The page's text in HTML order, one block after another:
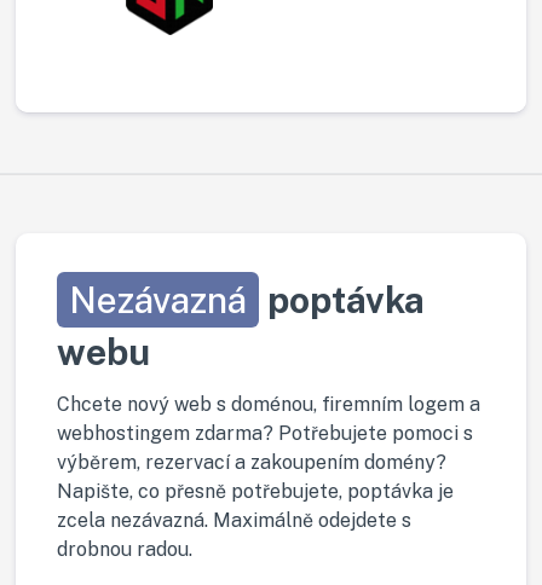
Nezávazná poptávka
webu
Chcete nový web s doménou, firemním logem a
webhostingem zdarma? Potřebujete pomoci s
výběrem, rezervací a zakoupením domény?
Napište, co přesně potřebujete, poptávka je
zcela nezávazná. Maximálně odejdete s
drobnou radou.